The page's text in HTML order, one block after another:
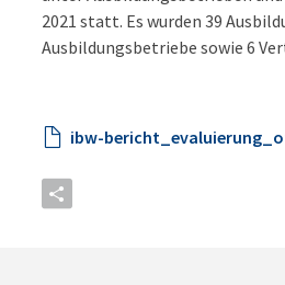
2021 statt. Es wurden 39
Ausbildungsbetriebe sowie 6
ibw-